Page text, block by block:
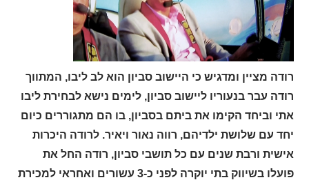
רודה מציין ומדגיש כי היישוב סביון הוא לב ליבו, המתווך
רודה עבר בנעוריו ליישוב סביון, לימים נישא לבחירת ליבו
אתי וביחד הקימו את ביתם בסביון, בו הם מתגוררים כיום
יחד עם שלושת ילדיהם, רווה נאור ויאיר. לרודה היכרות
אישית ורבת שנים עם כל תושבי סביון, רודה החל את
פועלו בשיווק בתי יוקרה לפני כ-3 עשורים ואחראי למכירת